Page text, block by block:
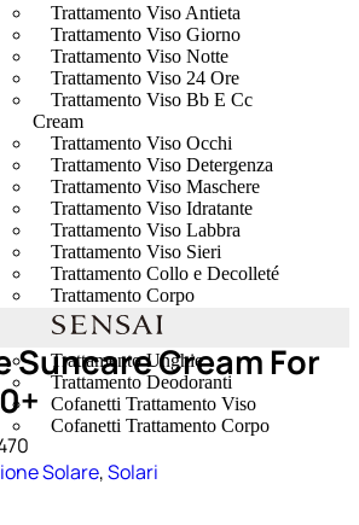
Trattamento Viso Antieta
Trattamento Viso Giorno
Trattamento Viso Notte
Trattamento Viso 24 Ore
Trattamento Viso Bb E Cc
Cream
Trattamento Viso Occhi
Trattamento Viso Detergenza
Trattamento Viso Maschere
Trattamento Viso Idratante
Trattamento Viso Labbra
Trattamento Viso Sieri
Trattamento Collo e Decolleté
Trattamento Corpo
Trattamento Anticellulite
Trattamento Mani e Piedi
Trattamento Unghie
Trattamento Deodoranti
Cofanetti Trattamento Viso
Cofanetti Trattamento Corpo
Suncare Cream For
Solare,Solari